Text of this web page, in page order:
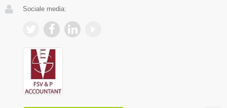
Sociale media: